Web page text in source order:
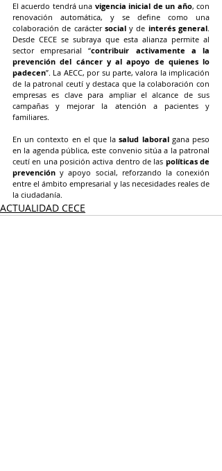
El acuerdo tendrá una vigencia inicial de un año, con
renovación automática, y se define como una
colaboración de carácter social y de interés general.
Desde CECE se subraya que esta alianza permite al
sector empresarial “contribuir activamente a la
prevención del cáncer y al apoyo de quienes lo
padecen”. La AECC, por su parte, valora la implicación
de la patronal ceutí y destaca que la colaboración con
empresas es clave para ampliar el alcance de sus
campañas y mejorar la atención a pacientes y
familiares.
En un contexto en el que la salud laboral gana peso
en la agenda pública, este convenio sitúa a la patronal
ceutí en una posición activa dentro de las políticas de
prevención y apoyo social, reforzando la conexión
entre el ámbito empresarial y las necesidades reales de
la ciudadanía.
ACTUALIDAD CECE